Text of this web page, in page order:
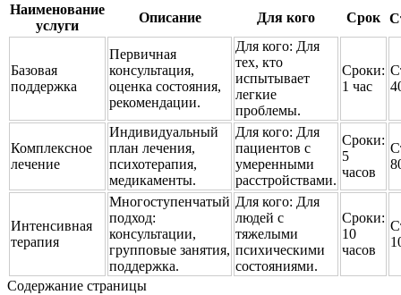
Наименование
услуги
Описание Для кого Срок
Базовая
поддержка
Первичная
консультация,
оценка состояния,
рекомендации.
Для кого: Для
тех, кто
испытывает
легкие
проблемы.
Сроки:
1 час
Комплексное
лечение
Индивидуальный
план лечения,
психотерапия,
медикаменты.
Для кого: Для
пациентов с
умеренными
расстройствами.
Сроки:
5
часов
Интенсивная
терапия
Многоступенчатый
подход:
консультации,
групповые занятия,
поддержка.
Для кого: Для
людей с
тяжелыми
психическими
состояниями.
Сроки:
10
часов
Содержание страницы